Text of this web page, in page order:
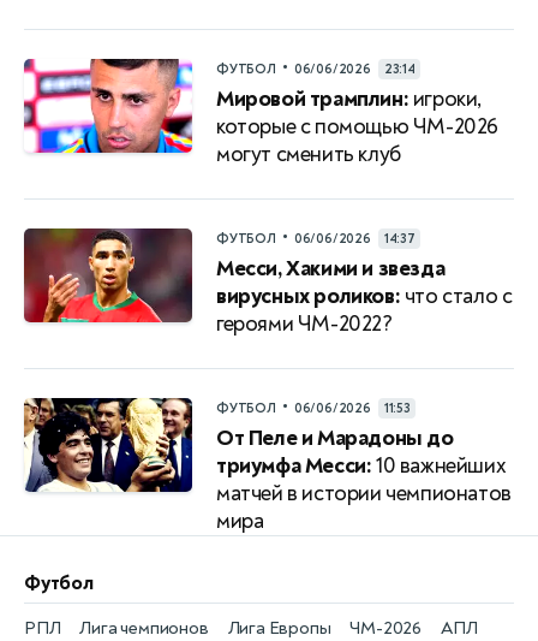
ФУТБОЛ • 06/06/2026 23:14
Мировой трамплин: игроки,
которые с помощью ЧМ-2026
могут сменить клуб
ФУТБОЛ • 06/06/2026 14:37
Месси, Хакими и звезда
вирусных роликов: что стало с
героями ЧМ-2022?
ФУТБОЛ • 06/06/2026 11:53
От Пеле и Марадоны до
триумфа Месси:10 важнейших
матчей в истории чемпионатов
мира
Футбол
РПЛ Лига чемпионов Лига Европы ЧМ-2026 АПЛ